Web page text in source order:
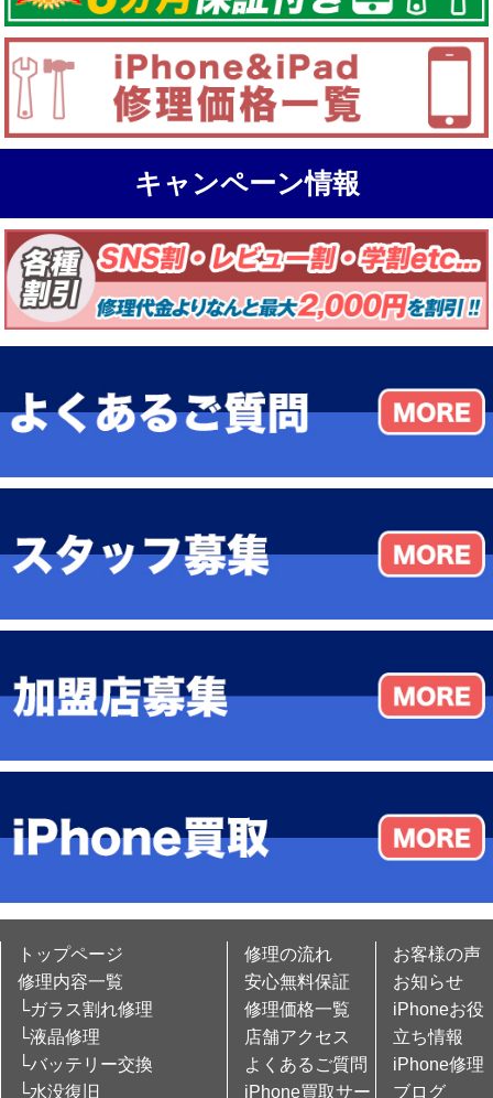
キャンペーン情報
トップページ
修理内容一覧
└ガラス割れ修理
└液晶修理
└バッテリー交換
└水没復旧
修理の流れ
安心無料保証
修理価格一覧
店舗アクセス
よくあるご質問
iPhone買取サー
お客様の声
お知らせ
iPhoneお役
立ち情報
iPhone修理
ブログ